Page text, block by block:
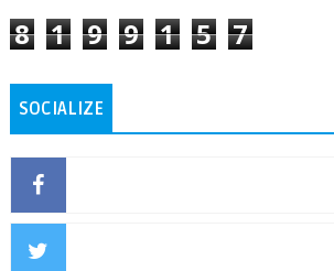
8 1 9 9 1 5 7
SOCIALIZE